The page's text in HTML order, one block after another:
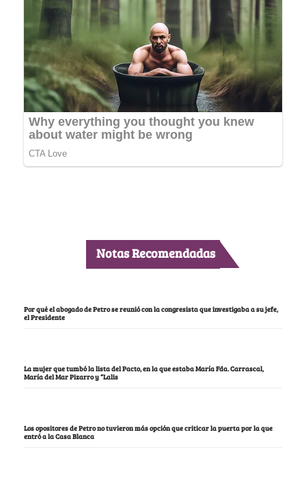
Notas Recomendadas
Por qué el abogado de Petro se reunió con la congresista que investigaba a su jefe,
el Presidente
La mujer que tumbó la lista del Pacto, en la que estaba María Fda. Carrascal,
María del Mar Pizarro y “Lalis
Los opositores de Petro no tuvieron más opción que criticar la puerta por la que
entró a la Casa Blanca